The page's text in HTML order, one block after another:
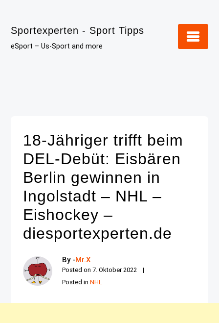
content
Sportexperten - Sport Tipps
eSport – Us-Sport and more
18-Jähriger trifft beim
DEL-Debüt: Eisbären
Berlin gewinnen in
Ingolstadt – NHL –
Eishockey –
diesportexperten.de
By -Mr.X
Posted on7. Oktober 2022
Posted inNHL